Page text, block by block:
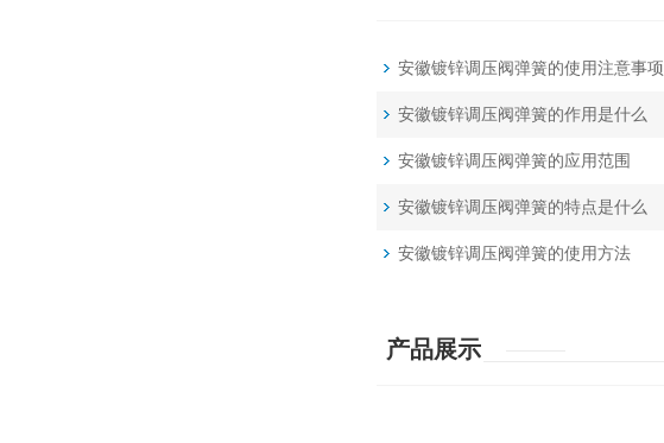
安徽镀锌调压阀弹簧的使用注意事项
安徽镀锌调压阀弹簧的作用是什么
安徽镀锌调压阀弹簧的应用范围
安徽镀锌调压阀弹簧的特点是什么
安徽镀锌调压阀弹簧的使用方法
产品展示